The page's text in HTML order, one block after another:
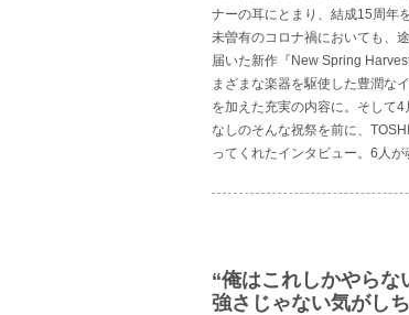
ナーの耳にとまり、結成15周年
未曽有のコロナ禍においても、
届いた新作『New Spring
まざまな楽器を駆使した豊潤な
を加えた充実の内容に。そして
なしのそんな祝祭を前に、
ってくれたインタビュー。6人
“俺はこれしかやらな
強さじゃない気がし